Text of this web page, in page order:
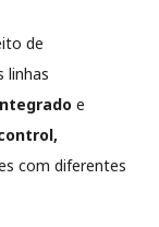
de
linhas
e
com diferentes